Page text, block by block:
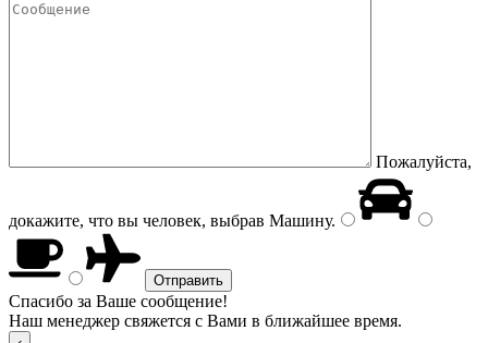
Пожалуйста,
докажите, что вы человек, выбрав Машину.
Спасибо за Ваше сообщение!
Наш менеджер свяжется с Вами в ближайшее время.